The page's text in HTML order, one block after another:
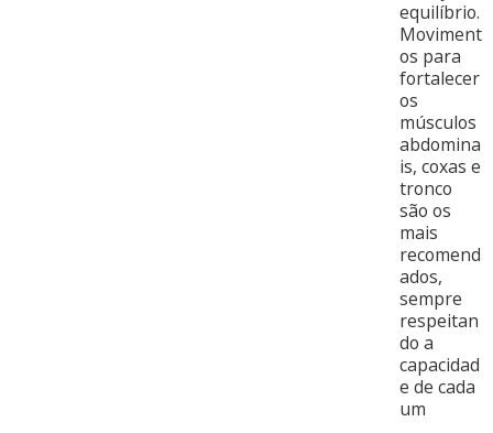
equilíbrio.
Moviment
os para
fortalecer
os
músculos
abdomina
is, coxas e
tronco
são os
mais
recomend
ados,
sempre
respeitan
do a
capacidad
e de cada
um